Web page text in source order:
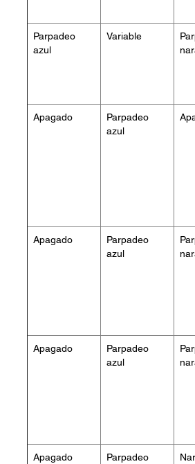
Parpadeo
azul
Variable
Apagado
Parpadeo
azul
Apagado
Parpadeo
azul
Apagado
Parpadeo
azul
Apagado
Parpadeo